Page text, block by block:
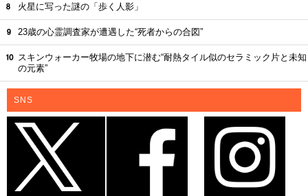
火星に写った謎の「歩く人影」
23歳の心霊調査家が遭遇した“死者からの合図”
スキンウォーカー牧場の地下に潜む“耐熱タイル似のセラミック片と未知
の元素”
SNS